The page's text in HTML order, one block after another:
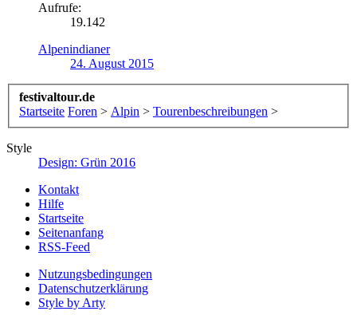
Aufrufe:
19.142
Alpenindianer
24. August 2015
festivaltour.de
Startseite Foren > Alpin > Tourenbeschreibungen >
Style
Design: Grün 2016
Kontakt
Hilfe
Startseite
Seitenanfang
RSS-Feed
Nutzungsbedingungen
Datenschutzerklärung
Style by Arty